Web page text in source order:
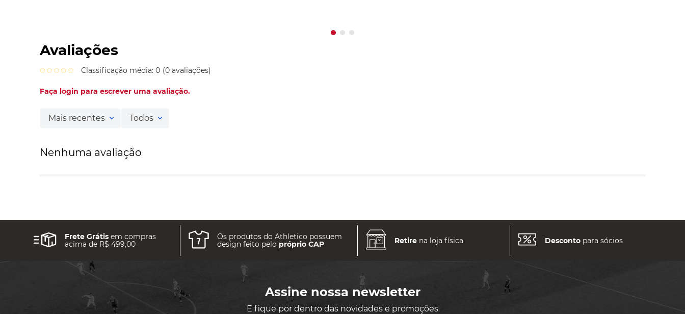
Avaliações
Classificação média: 0 (0 avaliações)
Faça login para escrever uma avaliação.
Mais recentes Todos
Nenhuma avaliação
Frete Grátisem compras
acima de R$ 499,00
Os produtos do Athletico possuem
design feito pelo próprio CAP Retirena loja física Descontopara sócios
Assine nossa newsletter
E fique por dentro das novidades e promoções